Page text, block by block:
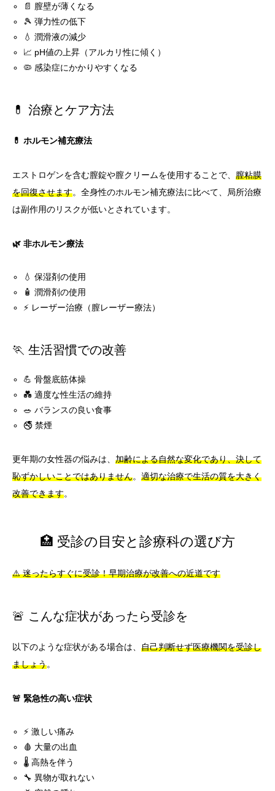
📄 膣壁が薄くなる
🎾 弾力性の低下
💧 潤滑液の減少
📈 pH値の上昇（アルカリ性に傾く）
🦠 感染症にかかりやすくなる
💊 治療とケア方法
💊 ホルモン補充療法
エストロゲンを含む膣錠や膣クリームを使用することで、 膣粘膜
を回復させます。全身性のホルモン補充療法に比べて、局所治療
は副作用のリスクが低いとされています。
🌿 非ホルモン療法
💧 保湿剤の使用
🧴 潤滑剤の使用
⚡ レーザー治療（膣レーザー療法）
🏃 生活習慣での改善
💪 骨盤底筋体操
💑 適度な性生活の維持
🥗 バランスの良い食事
🚭 禁煙
更年期の女性器の悩みは、 加齢による自然な変化であり、決して
恥ずかしいことではありません。 適切な治療で生活の質を大きく
改善できます。
🏥 受診の目安と診療科の選び方
⚠️ 迷ったらすぐに受診！早期治療が改善への近道です
🚨 こんな症状があったら受診を
以下のような症状がある場合は、 自己判断せず医療機関を受診し
ましょう。
🚨 緊急性の高い症状
⚡ 激しい痛み
🩸 大量の出血
🌡️ 高熱を伴う
🔧 異物が取れない